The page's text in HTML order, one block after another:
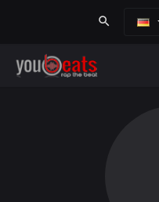
search